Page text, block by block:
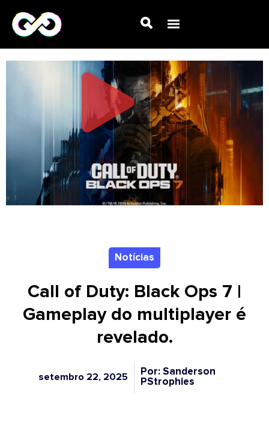
Notícias
Call of Duty: Black Ops 7 |
Gameplay do multiplayer é
revelado.
setembro 22, 2025
Por: Sanderson
PStrophies